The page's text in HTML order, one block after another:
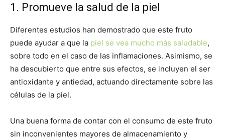
1. Promueve la salud de la piel
Diferentes estudios han demostrado que este fruto
puede ayudar a que la piel se vea mucho más saludable,
sobre todo en el caso de las inflamaciones. Asimismo, se
ha descubierto que entre sus efectos, se incluyen el ser
antioxidante y antiedad, actuando directamente sobre las
células de la piel.
Una buena forma de contar con el consumo de este fruto
sin inconvenientes mayores de almacenamiento y